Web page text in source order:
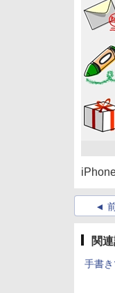
関
手書